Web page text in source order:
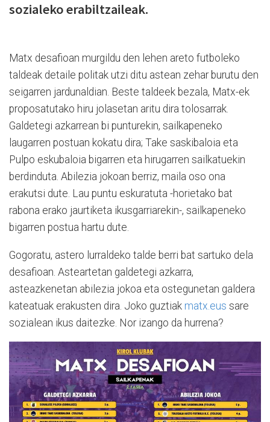
sozialeko erabiltzaileak.
Matx desafioan murgildu den lehen areto futboleko
taldeak detaile politak utzi ditu astean zehar burutu den
seigarren jardunaldian. Beste taldeek bezala, Matx-ek
proposatutako hiru jolasetan aritu dira tolosarrak.
Galdetegi azkarrean bi punturekin, sailkapeneko
laugarren postuan kokatu dira; Take saskibaloia eta
Pulpo eskubaloia bigarren eta hirugarren sailkatuekin
berdinduta. Abilezia jokoan berriz, maila oso ona
erakutsi dute. Lau puntu eskuratuta -horietako bat
rabona erako jaurtiketa ikusgarriarekin-, sailkapeneko
bigarren postua hartu dute.
Gogoratu, astero lurraldeko talde berri bat sartuko dela
desafioan. Asteartetan galdetegi azkarra,
asteazkenetan abilezia jokoa eta ostegunetan galdera
kateatuak erakusten dira. Joko guztiak matx.eus sare
sozialean ikus daitezke. Nor izango da hurrena?